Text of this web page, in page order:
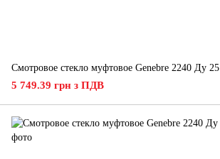
Смотровое стекло муфтовое Genebre 2240 Ду 25
5 749.39 грн з ПДВ